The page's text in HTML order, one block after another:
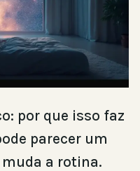
por que isso faz
parecer um
a rotina.